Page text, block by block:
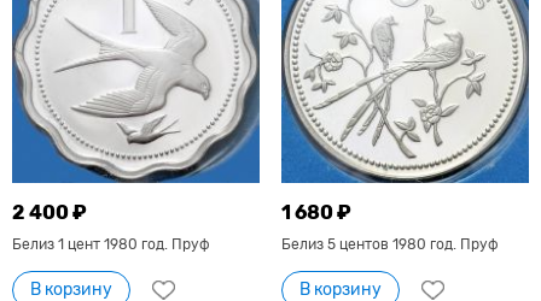
2 400 ₽
Белиз 1 цент 1980 год. Пруф
В корзину
1 680 ₽
Белиз 5 центов 1980 год. Пруф
В корзину